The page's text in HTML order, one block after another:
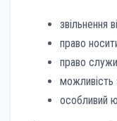
звільнення
право
право
можливість
особливий